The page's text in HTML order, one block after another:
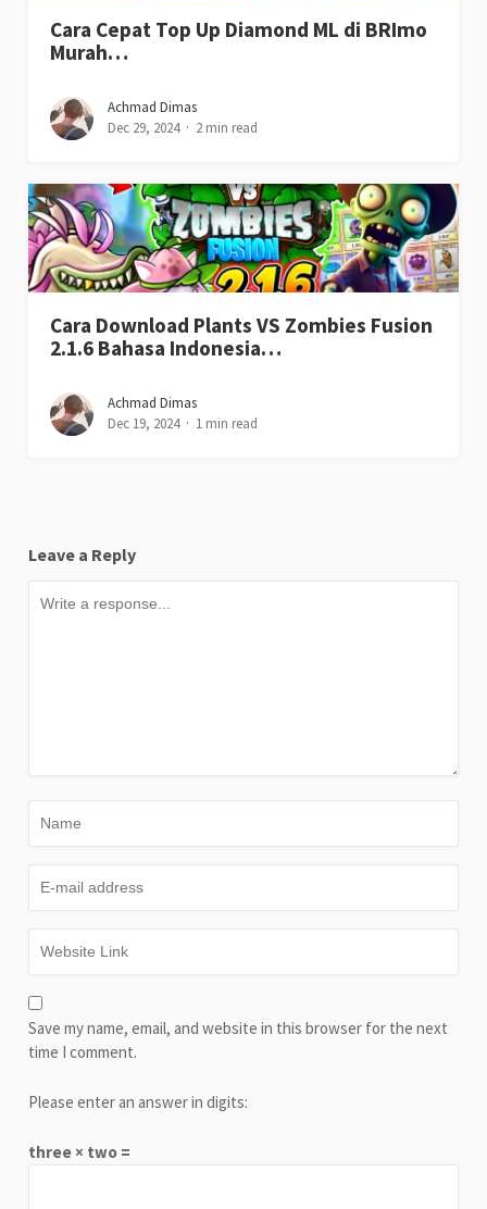
Cara Cepat Top Up Diamond ML di BRImo
Murah…
Achmad Dimas
Dec 29, 2024
2 min read
Cara Download Plants VS Zombies Fusion
2.1.6 Bahasa Indonesia…
Achmad Dimas
Dec 19, 2024
1 min read
Leave a Reply
Save my name, email, and website in this browser for the next
time I comment.
Please enter an answer in digits:
three × two =